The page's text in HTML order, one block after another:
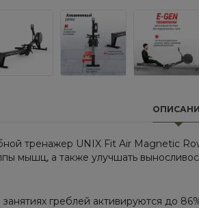
тренажер UNIX Fit Air Magnetic
мышц, а также улучшать
греблей активируются до